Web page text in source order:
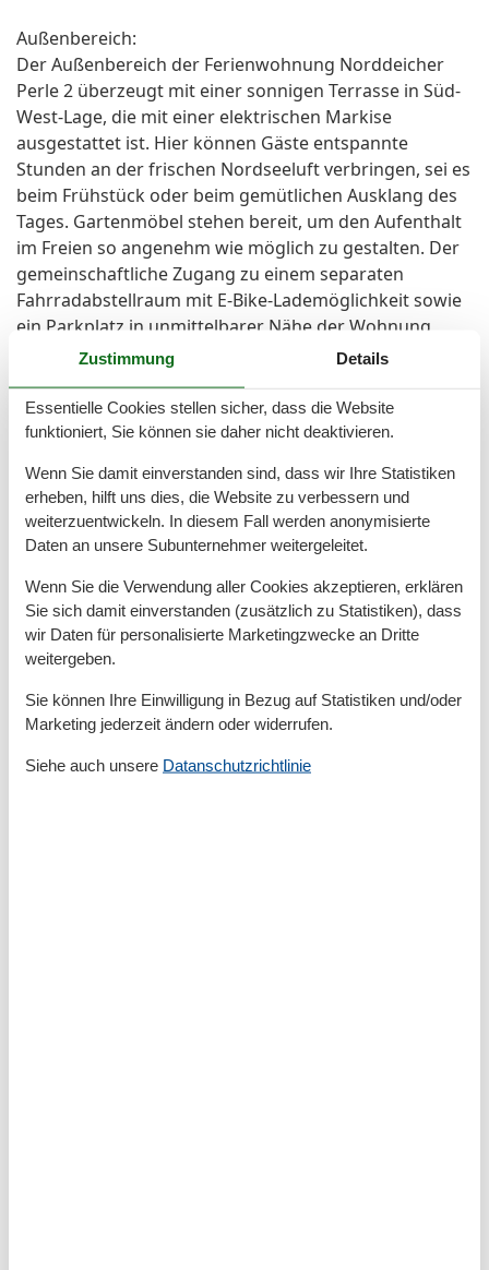
Außenbereich:
Der Außenbereich der Ferienwohnung Norddeicher
Perle 2 überzeugt mit einer sonnigen Terrasse in Süd-
West-Lage, die mit einer elektrischen Markise
ausgestattet ist. Hier können Gäste entspannte
Stunden an der frischen Nordseeluft verbringen, sei es
beim Frühstück oder beim gemütlichen Ausklang des
Tages. Gartenmöbel stehen bereit, um den Aufenthalt
im Freien so angenehm wie möglich zu gestalten. Der
gemeinschaftliche Zugang zu einem separaten
Fahrradabstellraum mit E-Bike-Lademöglichkeit sowie
ein Parkplatz in unmittelbarer Nähe der Wohnung
ergänzt das Angebot und bringt zusätzlichen Komfort.
barrierefrei zugänglich, was sie für Gäste jeden Alters
besonders geeignet macht. Die Nähe zu Strand, Deich
Erlebnis im Außenbereich ab und macht die
Norddeicher Perle 2 zu einem idealen Rückzugsort für
Erholungssuchende.
Allgemeine Informationen:
Anreise ab 16:00 Uhr
Abreise bis 10:00 Uhr
Die Ferienwohnung Norddeicher Perle 2 bietet
modernen Wohnkomfort und eine stilvolle
Atmosphäre für einen erholsamen Urlaub an der
mit schnellem Zugang zu Strand, Meer, Hafen sowie
Zustimmung Details
Essentielle Cookies stellen sicher, dass die Website
funktioniert, Sie können sie daher nicht deaktivieren.
Wenn Sie damit einverstanden sind, dass wir Ihre Statistiken
erheben, hilft uns dies, die Website zu verbessern und
weiterzuentwickeln. In diesem Fall werden anonymisierte
Daten an unsere Subunternehmer weitergeleitet.
Wenn Sie die Verwendung aller Cookies akzeptieren, erklären
Sie sich damit einverstanden (zusätzlich zu Statistiken), dass
wir Daten für personalisierte Marketingzwecke an Dritte
weitergeben.
Sie können Ihre Einwilligung in Bezug auf Statistiken und/oder
Marketing jederzeit ändern oder widerrufen.
Siehe auch unsere Datanschutzrichtlinie